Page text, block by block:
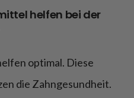
helfen bei der
optimal. Diese
die Zahngesundheit.